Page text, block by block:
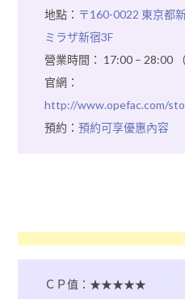
地點： 〒160-0022 東京都
ミラザ新宿3F
營業時間： 17:00 – 28:00
官網：
http://www.opefac.com/
預約：預約可享優惠內容
ＣＰ值：★★★★★